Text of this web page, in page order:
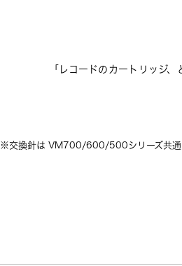
「レコードのカートリッジ
※交換針は VM700/600/500シリーズ共通で